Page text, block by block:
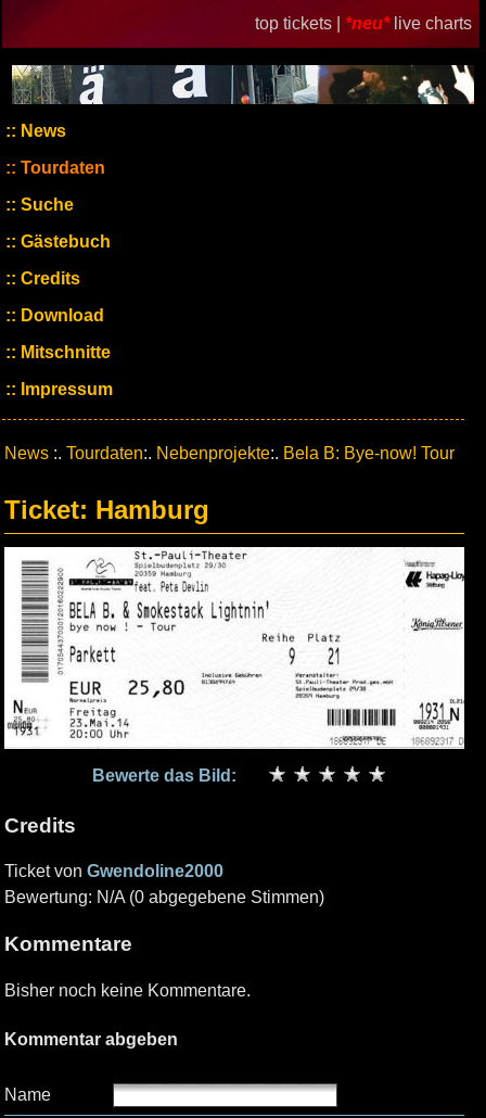
top tickets | *neu* live charts
News
Tourdaten
Suche
Gästebuch
Credits
Download
Mitschnitte
Impressum
News :. Tourdaten:. Nebenprojekte:. Bela B: Bye-now! Tour
Ticket: Hamburg
Bewerte das Bild:
Credits
Ticket von Gwendoline2000
Bewertung: N/A (0 abgegebene Stimmen)
Kommentare
Bisher noch keine Kommentare.
Kommentar abgeben
Name